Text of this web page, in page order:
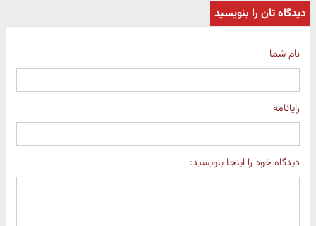
دیدگاه تان را بنویسید
نام شما
رایانامه
دیدگاه خود را اینجا بنویسید: